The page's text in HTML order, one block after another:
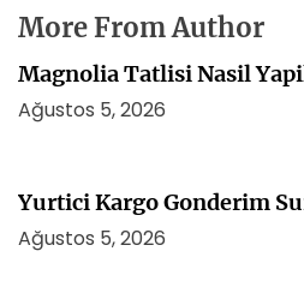
More From Author
Magnolia Tatlisi Nasil
Ağustos 5, 2026
Yurtici Kargo Gonderim
Ağustos 5, 2026